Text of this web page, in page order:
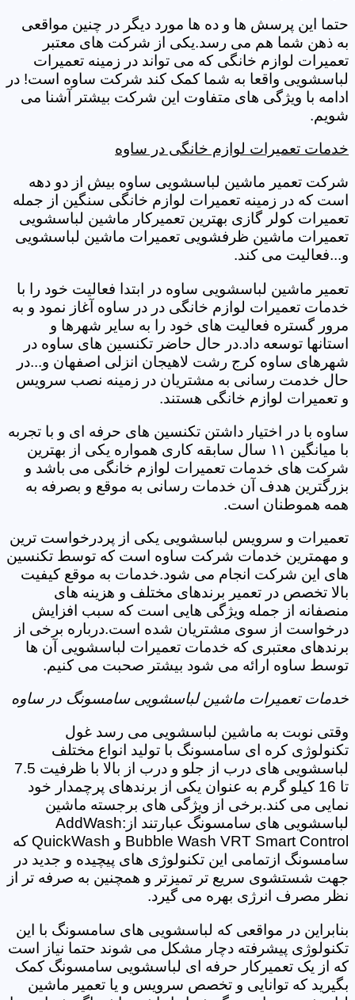
حتما این پرسش ها و ده ها مورد دیگر در چنین مواقعی
به ذهن شما هم می رسد.یکی از شرکت های معتبر
تعمیرات لوازم خانگی که می تواند در زمینه تعمیرات
لباسشویی واقعا به شما کمک کند شرکت ساوه است! در
ادامه با ویژگی های متفاوت این شرکت بیشتر آشنا می
شویم.
خدمات تعمیرات لوازم خانگی در ساوه
شرکت تعمیر ماشین لباسشویی ساوه بیش از دو دهه
است که در زمینه تعمیرات لوازم خانگی سنگین از جمله
تعمیرات کولر گازی بهترین تعمیرکار ماشین لباسشویی
تعمیرات ماشین ظرفشویی تعمیرات ماشین لباسشویی
و...فعالیت می کند.
تعمیر ماشین لباسشویی ساوه در ابتدا فعالیت خود را با
خدمات تعمیرات لوازم خانگی در در ساوه آغاز نمود و به
مرور گستره فعالیت های خود را به سایر شهرها و
استانها توسعه داد.در حال حاضر تکنسین های ساوه در
شهرهای ساوه کرج رشت لاهیجان انزلی اصفهان و...در
حال خدمت رسانی به مشتریان در زمینه نصب سرویس
و تعمیرات لوازم خانگی هستند.
ساوه با در اختیار داشتن تکنسین های حرفه ای و با تجربه
با میانگین ۱۱ سال سابقه کاری همواره یکی از بهترین
شرکت های خدمات تعمیرات لوازم خانگی می باشد و
بزرگترین هدف آن خدمات رسانی به موقع و بصرفه به
همه هموطنان است.
تعمیرات و سرویس لباسشویی یکی از پردرخواست ترین
و مهمترین خدمات شرکت ساوه است که توسط تکنسین
های این شرکت انجام می شود.خدمات به موقع کیفیت
بالا تخصص در تعمیر برندهای مختلف و هزینه های
منصفانه از جمله ویژگی هایی است که سبب افزایش
درخواست از سوی مشتریان شده است.درباره برخی از
برندهای معتبری که خدمات تعمیرات لباسشویی آن ها
توسط ساوه ارائه می شود بیشتر صحبت می کنیم.
خدمات تعمیرات ماشین لباسشویی سامسونگ در ساوه
وقتی نوبت به ماشین لباسشویی می رسد غول
تکنولوژی کره ای سامسونگ با تولید انواع مختلف
لباسشویی های درب از جلو و درب از بالا با ظرفیت 7.5
تا 16 کیلو گرم به عنوان یکی از برندهای پرچمدار خود
نمایی می کند.برخی از ویژگی های برجسته ماشین
لباسشویی های سامسونگ عبارتند از:AddWash
Bubble Wash VRT Smart Control و QuickWash که
سامسونگ ازتمامی این تکنولوژی های پیچیده و جدید در
جهت شستشوی سریع تر تمیزتر و همچنین به صرفه تر از
نظر مصرف انرژی بهره می گیرد.
بنابراین در مواقعی که لباسشویی های سامسونگ با این
تکنولوژی پیشرفته دچار مشکل می شوند حتما نیاز است
که از یک تعمیرکار حرفه ای لباسشویی سامسونگ کمک
بگیرید که توانایی و تخصص سرویس و یا تعمیر ماشین